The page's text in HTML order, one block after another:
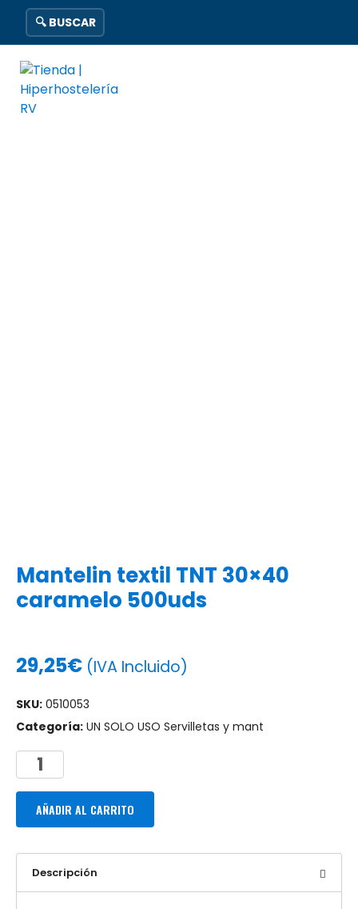
🔍 BUSCAR
Mantelin textil TNT 30×40
caramelo 500uds
29,25€ (IVA Incluido)
SKU: 0510053
Categoría: UN SOLO USO Servilletas y mant
AÑADIR AL CARRITO
Descripción